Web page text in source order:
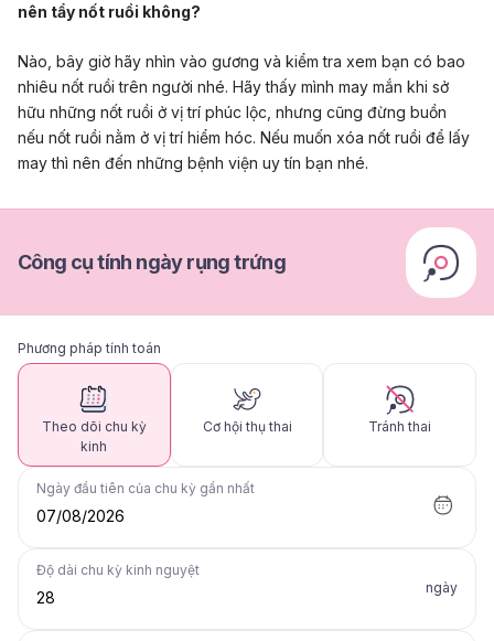
nên tẩy nốt ruồi không?
Nào, bây giờ hãy nhìn vào gương và kiểm tra xem bạn có bao
nhiêu nốt ruồi trên người nhé. Hãy thấy mình may mắn khi sở
hữu những nốt ruồi ở vị trí phúc lộc, nhưng cũng đừng buồn
nếu nốt ruồi nằm ở vị trí hiểm hóc. Nếu muốn xóa nốt ruồi để lấy
may thì nên đến những bệnh viện uy tín bạn nhé.
Công cụ tính ngày rụng trứng
Phương pháp tính toán
Theo dõi chu kỳ
kinh
Cơ hội thụ thai Tránh thai
Ngày đầu tiên của chu kỳ gần nhất
07/08/2026
Độ dài chu kỳ kinh nguyệt
ngày